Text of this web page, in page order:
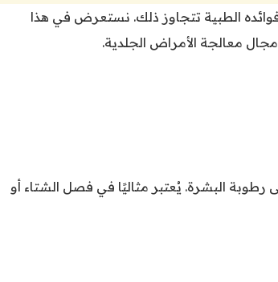
فوائده الطبية تتجاوز ذلك. نستعرض في هذا
مجال معالجة الأمراض الجلدية.
البشرة. يُعتبر مثاليًا في فصل الشتاء أو